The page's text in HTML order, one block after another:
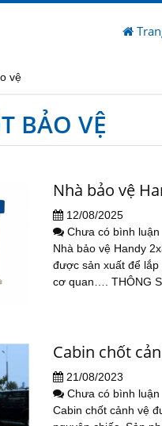
vệ
BẢO VỆ
Nhà bảo vệ
12/08/2025
Chưa có bình luận
Nhà bảo vệ Handy
được sản xuất để
cơ quan…. THÔNG
Cabin chốt
21/08/2023
Chưa có bình luận
Cabin chốt cảnh vệ